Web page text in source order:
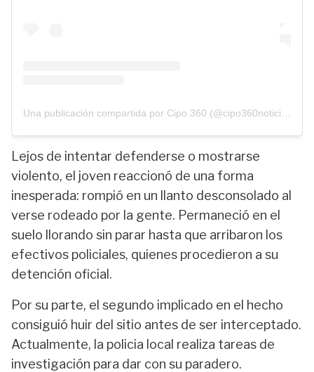
Lejos de intentar defenderse o mostrarse
violento, el joven reaccionó de una forma
inesperada: rompió en un llanto desconsolado al
verse rodeado por la gente. Permaneció en el
suelo llorando sin parar hasta que arribaron los
efectivos policiales, quienes procedieron a su
detención oficial.
Por su parte, el segundo implicado en el hecho
consiguió huir del sitio antes de ser interceptado.
Actualmente, la policia local realiza tareas de
investigación para dar con su paradero.